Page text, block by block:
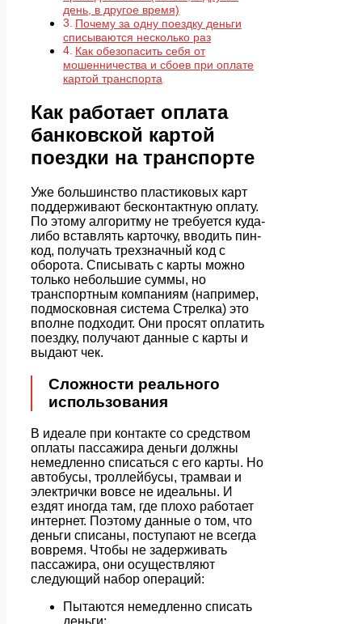
день, в другое время)
Почему за одну поездку деньги
списываются несколько раз
Как обезопасить себя от
мошенничества и сбоев при оплате
картой транспорта
Как работает оплата
банковской картой
поездки на транспорте
Уже большинство пластиковых карт
поддерживают бесконтактную оплату.
По этому алгоритму не требуется куда-
либо вставлять карточку, вводить пин-
код, получать трехзначный код с
оборота. Списывать с карты можно
только небольшие суммы, но
транспортным компаниям (например,
подмосковная система Стрелка) это
вполне подходит. Они просят оплатить
поездку, получают данные с карты и
выдают чек.
Сложности реального
использования
В идеале при контакте со средством
оплаты пассажира деньги должны
немедленно списаться с его карты. Но
автобусы, троллейбусы, трамваи и
электрички вовсе не идеальны. И
ездят иногда там, где плохо работает
интернет. Поэтому данные о том, что
деньги списаны, поступают не всегда
вовремя. Чтобы не задерживать
пассажира, они осуществляют
следующий набор операций:
Пытаются немедленно списать
деньги;